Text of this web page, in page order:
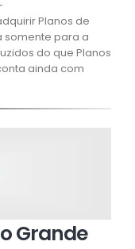
Planos de
somente para a
do que Planos
ainda com
Grande